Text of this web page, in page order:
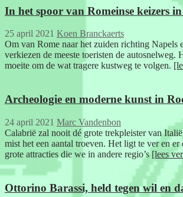
In het spoor van Romeinse keizers
25 april 2021 Koen Branckaerts
Om van Rome naar het zuiden richting Napels
verkiezen de meeste toeristen de autosnelweg.
moeite om de wat tragere kustweg te volgen.
Archeologie en moderne kunst in
24 april 2021 Marc Vandenbon
Calabrië zal nooit dé grote trekpleister van
mist het een aantal troeven. Het ligt te ver en er
grote attracties die we in andere regio’s [lees
Ottorino Barassi, held tegen wil en